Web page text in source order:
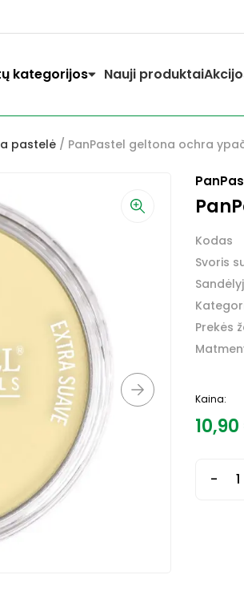
kategorijos Nauji produktai
pastelė / PanPastel geltona ochra
Kodas
Svoris
Prekės
Kaina:
10,90
-